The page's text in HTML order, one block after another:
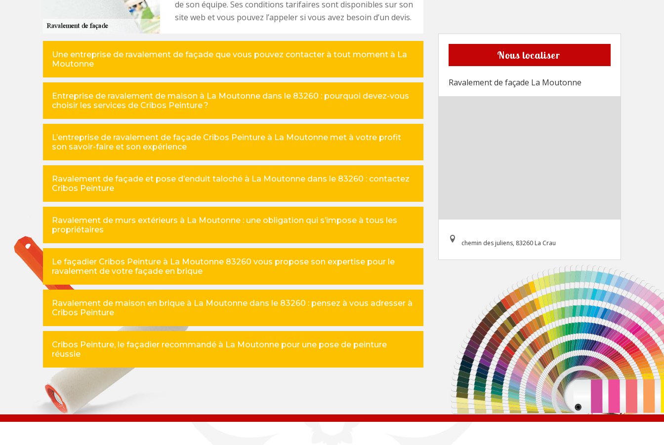
de son équipe. Ses conditions tarifaires sont disponibles sur son
site web et vous pouvez l’appeler si vous avez besoin d’un devis.
Une entreprise de ravalement de façade que vous pouvez contacter à tout moment à La
Moutonne
Entreprise de ravalement de maison à La Moutonne dans le 83260 : pourquoi devez-vous
choisir les services de Cribos Peinture ?
L’entreprise de ravalement de façade Cribos Peinture à La Moutonne met à votre profit
son savoir-faire et son expérience
Ravalement de façade et pose d’enduit taloché à La Moutonne dans le 83260 : contactez
Cribos Peinture
Ravalement de murs extérieurs à La Moutonne : une obligation qui s’impose à tous les
propriétaires
Le façadier Cribos Peinture à La Moutonne 83260 vous propose son expertise pour le
ravalement de votre façade en brique
Ravalement de maison en brique à La Moutonne dans le 83260 : pensez à vous adresser à
Cribos Peinture
Cribos Peinture, le façadier recommandé à La Moutonne pour une pose de peinture
réussie
Nous localiser
Ravalement de façade La Moutonne
chemin des juliens, 83260 La Crau